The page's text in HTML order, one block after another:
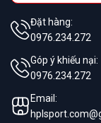
Đặt hàng:
0976.234.272
Góp ý khiếu nại:
0976.234.272
Email: